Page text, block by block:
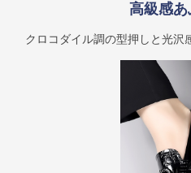
高級感
クロコダイル調の型押しと光沢